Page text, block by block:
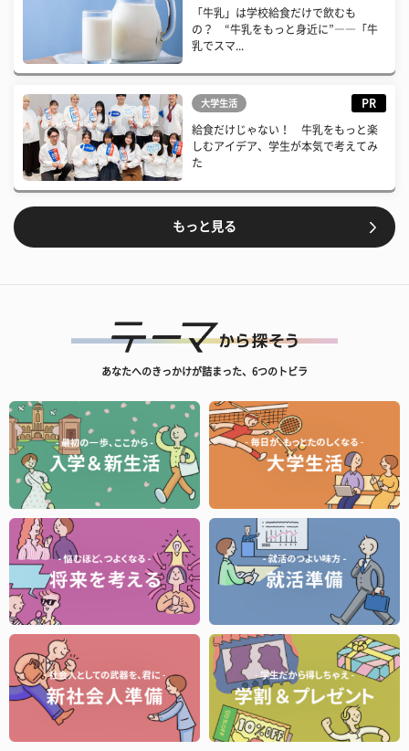
「牛乳」は学校給食だけで飲むも
の？ “牛乳をもっと身近に”――「牛
乳でスマ...
大学生活 PR
給食だけじゃない！ 牛乳をもっと楽
しむアイデア、学生が本気で考えてみ
た
もっと見る
あなたへのきっかけが詰まった、6つのトビラ